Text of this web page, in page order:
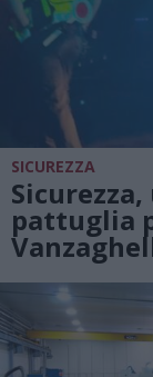
SICUREZZA
pattuglia